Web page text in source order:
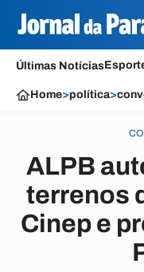
Últimas Notícias
Home>política>
ALPB
terrenos
Cinep e